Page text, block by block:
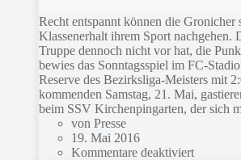
Recht entspannt können die Gronicher
Klassenerhalt ihrem Sport nachgehen.
Truppe dennoch nicht vor hat, die
bewies das Sonntagsspiel im FC-
Reserve des Bezirksliga-Meisters mit
kommenden Samstag, 21. Mai,
beim SSV Kirchenpingarten, der sich
von Presse
19. Mai 2016
Kommentare deaktiviert